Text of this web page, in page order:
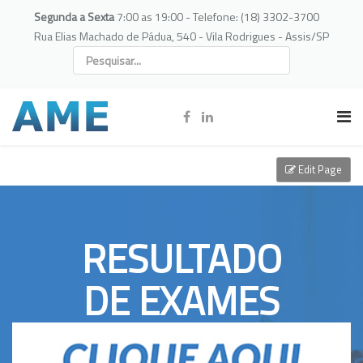
Segunda a Sexta7:00 as 19:00 - Telefone: (18) 3302-3700
Rua Elias Machado de Pádua, 540 - Vila Rodrigues - Assis/SP
RESULTADO
DE EXAMES
Edit Page